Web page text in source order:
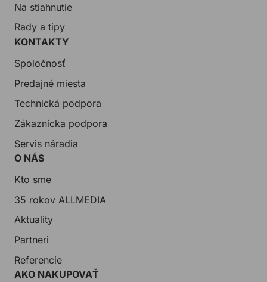
Na stiahnutie
Rady a tipy
KONTAKTY
Spoločnosť
Predajné miesta
Technická podpora
Zákaznícka podpora
Servis náradia
O NÁS
Kto sme
35 rokov ALLMEDIA
Aktuality
Partneri
Referencie
AKO NAKUPOVAŤ